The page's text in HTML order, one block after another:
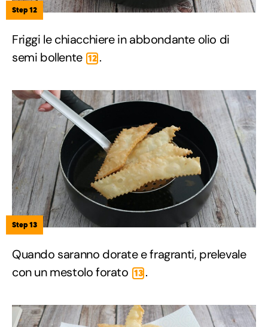
Step 12
Friggi le chiacchiere in abbondante olio di
semi bollente 12 .
Step 13
Quando saranno dorate e fragranti, prelevale
con un mestolo forato 13 .